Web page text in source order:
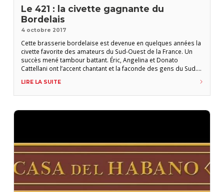
Le 421 : la civette gagnante du
Bordelais
4 octobre 2017
Cette brasserie bordelaise est devenue en quelques années la
civette favorite des amateurs du Sud-Ouest de la France. Un
succès mené tambour battant. Éric, Angelina et Donato
Cattellani ont l’accent chantant et la faconde des gens du Sud.
Le 421, le rendez-vous de tous les amateurs du Sud-Ouest. En
LIRE LA SUITE